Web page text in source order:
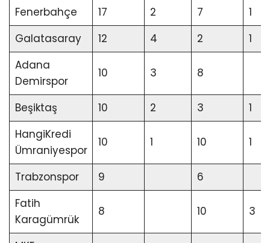
Fenerbahçe
17 2 7
1
Galatasaray
12 4 2
1
Adana
Demirspor
10 3 8
Beşiktaş 10 2 3
1
HangiKredi
Ümraniyespor
10 1 10 1
Trabzonspor 9
6
Fatih
Karagümrük
8 10 3